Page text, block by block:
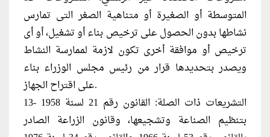
المتوسطة أو الصغيرة أو متناهية الصغر التى تمارس
نشاطها بدون الحصول على ترخيص بناء أو تشغيل، أو أى
ترخيص أو موافقة أخرى تكون لازمة لممارسة النشاط
ويصدر بتحديدها قرار من رئيس مجلس الوزراء بناء
على اقتراح الجهاز.
13- التشريعات ذات الصلة: القانون رقم 21 لسنة 1958
بتنظيم الصناعة وتشجيعها، وقانون الزراعة الصادر